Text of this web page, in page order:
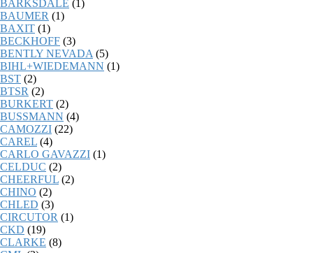
BARKSDALE (1)
BAUMER (1)
BAXIT (1)
BECKHOFF (3)
BENTLY NEVADA (5)
BIHL+WIEDEMANN (1)
BST (2)
BTSR (2)
BURKERT (2)
BUSSMANN (4)
CAMOZZI (22)
CAREL (4)
CARLO GAVAZZI (1)
CELDUC (2)
CHEERFUL (2)
CHINO (2)
CHLED (3)
CIRCUTOR (1)
CKD (19)
CLARKE (8)